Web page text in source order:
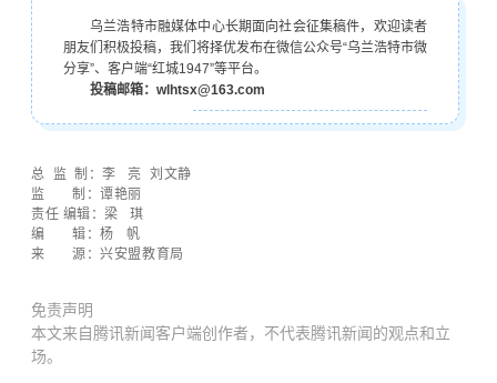
乌兰浩特市融媒体中心长期面向社会征集稿件，欢迎读者
朋友们积极投稿，我们将择优发布在微信公众号“乌兰浩特市微
分享”、客户端“红城1947”等平台。
投稿邮箱：wlhtsx@163.com
总 监 制：李 亮 刘文静
监 制：谭艳丽
责任 编辑：梁 琪
编 辑：杨 帆
来 源：兴安盟教育局
免责声明
本文来自腾讯新闻客户端创作者，不代表腾讯新闻的观点和立
场。